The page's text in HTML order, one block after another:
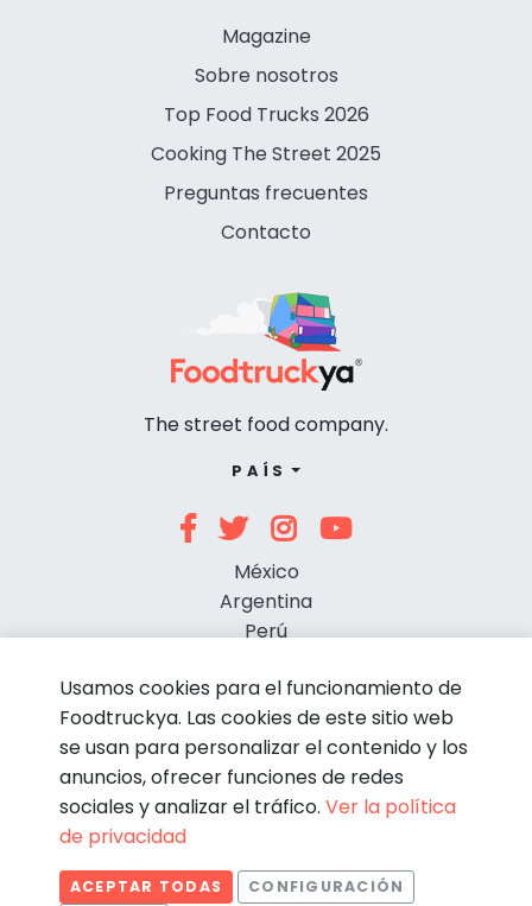
Magazine
Sobre nosotros
Top Food Trucks 2026
Cooking The Street 2025
Preguntas frecuentes
Contacto
The street food company.
PAÍS
México
Argentina
Perú
© Foodtruckya 2026
Condiciones de contratación Política de privacidad
Usamos cookies para el funcionamiento de
Foodtruckya. Las cookies de este sitio web
se usan para personalizar el contenido y los
anuncios, ofrecer funciones de redes
sociales y analizar el tráfico. Ver la política
de privacidad
ACEPTAR TODAS CONFIGURACIÓN